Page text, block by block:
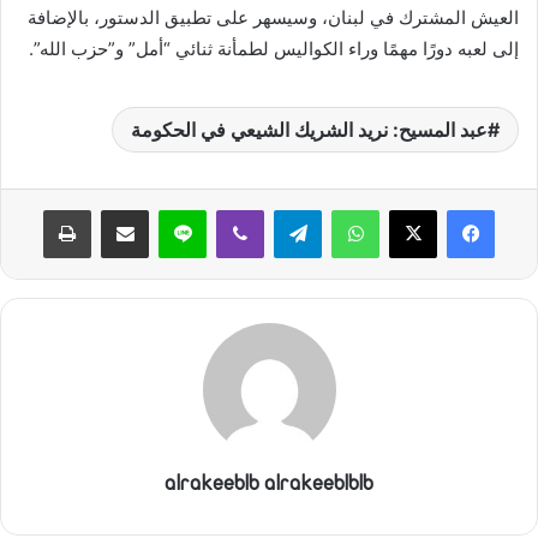
العيش المشترك في لبنان، وسيسهر على تطبيق الدستور، بالإضافة
إلى لعبه دورًا مهمًا وراء الكواليس لطمأنة ثنائي “أمل” و”حزب الله”.
عبد المسيح: نريد الشريك الشيعي في الحكومة
واتساب تيلقرام ڤايبر لاين مشاركة عبر البريد طباعة
alrakeeblb alrakeeblblb